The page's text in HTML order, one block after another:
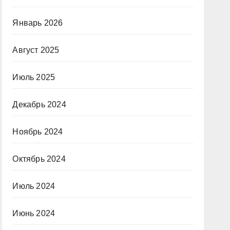
Январь 2026
Август 2025
Июль 2025
Декабрь 2024
Ноябрь 2024
Октябрь 2024
Июль 2024
Июнь 2024